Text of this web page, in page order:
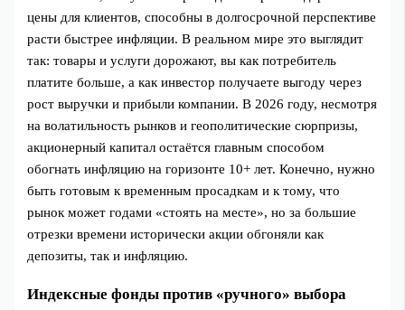
цены для клиентов, способны в долгосрочной перспективе
расти быстрее инфляции. В реальном мире это выглядит
так: товары и услуги дорожают, вы как потребитель
платите больше, а как инвестор получаете выгоду через
рост выручки и прибыли компании. В 2026 году, несмотря
на волатильность рынков и геополитические сюрпризы,
акционерный капитал остаётся главным способом
обогнать инфляцию на горизонте 10+ лет. Конечно, нужно
быть готовым к временным просадкам и к тому, что
рынок может годами «стоять на месте», но за большие
отрезки времени исторически акции обгоняли как
депозиты, так и инфляцию.
Индексные фонды против «ручного» выбора